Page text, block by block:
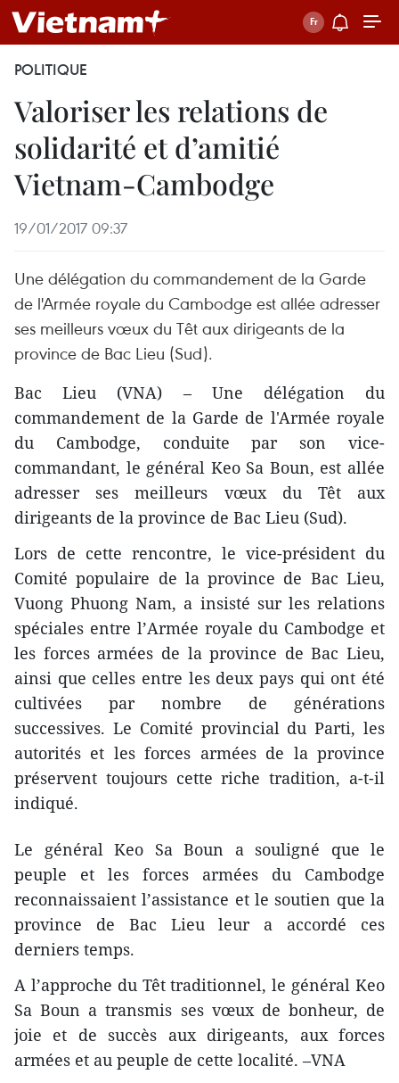
POLITIQUE
Valoriser les relations de
solidarité et d’amitié
Vietnam-Cambodge
19/01/2017 09:37
Une délégation du commandement de la Garde
de l'Armée royale du Cambodge est allée adresser
ses meilleurs vœux du Têt aux dirigeants de la
province de Bac Lieu (Sud).
Bac Lieu (VNA) – Une délégation du
commandement de la Garde de l'Armée royale
du Cambodge, conduite par son vice-
commandant, le général Keo Sa Boun, est allée
adresser ses meilleurs vœux du Têt aux
dirigeants de la province de Bac Lieu (Sud).
Lors de cette rencontre, le vice-président du
Comité populaire de la province de Bac Lieu,
Vuong Phuong Nam, a insisté sur les relations
spéciales entre l’Armée royale du Cambodge et
les forces armées de la province de Bac Lieu,
ainsi que celles entre les deux pays qui ont été
cultivées par ​​nombre de générations
successives. Le Comité provincial du Parti, les
autorités et les forces armées de la province
préservent toujours cette riche tradition, a-t-il
indiqué.
Le général Keo Sa Boun a souligné que le
peuple et les forces armées du Cambodge
reconnaissaient l’assistance et le soutien que la
province de Bac Lieu leur a accordé ces
derniers temps.
A l’approche du Têt traditionnel, le général Keo
Sa Boun a ​transmis ses vœux de bonheur, de
joie et de succès aux dirigeants, aux forces
armées et au peuple de cette localité. –VNA